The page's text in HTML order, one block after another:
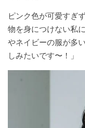
ピンク色が可愛すぎ
物を身につけない私
やネイビーの服が多
しみたいです〜！」